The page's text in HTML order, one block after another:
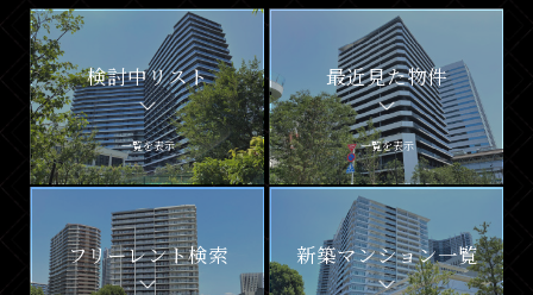
検討中リスト
一覧を表示
最近見た物件
一覧を表示
フリーレント検索 新築マンション一覧